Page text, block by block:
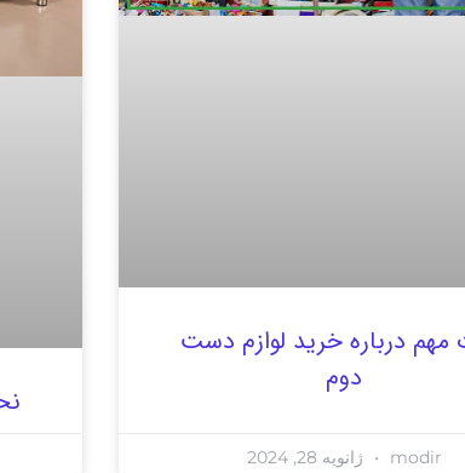
مهم درباره خرید لوازم دست
دوم
modir ژانویه 28, 2024